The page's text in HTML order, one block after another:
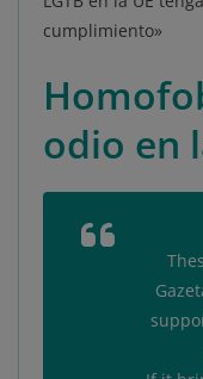
cumplimiento»
odio en